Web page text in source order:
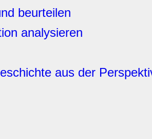
beurteilen
analysieren
aus der